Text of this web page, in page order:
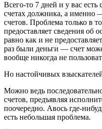
Всего-то 7 дней и у вас есть
счетах должника, а именно
счетов. Проблема только в
предоставляет сведения об
равно как и не
раз были деньги — счет
вообще никогда не
Но настойчивых
Можно ведь
счетов, предъявляя
поочередно. Авось где-
есть небольшая проблема.